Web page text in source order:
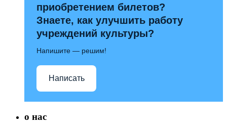
приобретением билетов?
Знаете, как улучшить работу
учреждений культуры?
Напишите — решим!
Написать
о нас